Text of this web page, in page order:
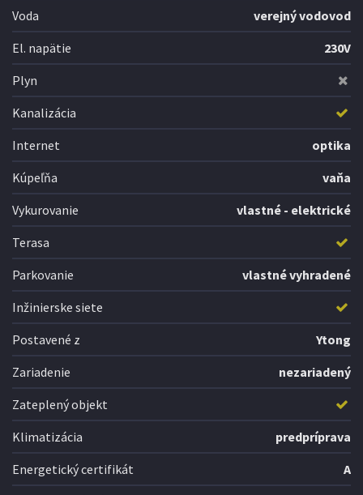
Voda
verejný vodovod
El. napätie
230V
Plyn
Kanalizácia
Internet
optika
Kúpeľňa
vaňa
Vykurovanie
vlastné - elektrické
Terasa
Parkovanie
vlastné vyhradené
Inžinierske siete
Postavené z
Ytong
Zariadenie
nezariadený
Zateplený objekt
Klimatizácia
predpríprava
Energetický certifikát
A